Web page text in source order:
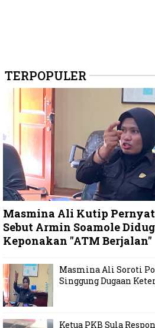
TERPOPULER
Masmina Ali Kutip
Sebut Armin Soamole
Keponakan "ATM Berjalan"
Masmina Ali Soroti
Singgung Dugaan
Ketua PKB Sula